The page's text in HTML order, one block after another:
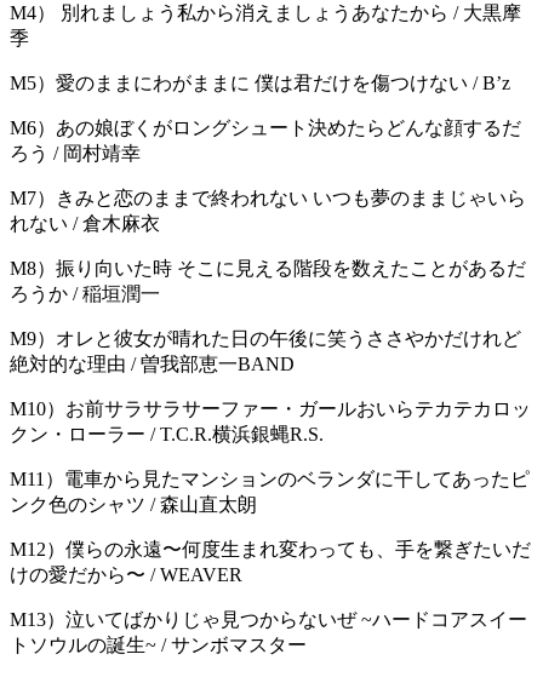
M4） 別れましょう私から消えましょうあなたから / 大黒摩
季
M5）愛のままにわがままに 僕は君だけを傷つけない / B’z
M6）あの娘ぼくがロングシュート決めたらどんな顔するだ
ろう / 岡村靖幸
M7）きみと恋のままで終われない いつも夢のままじゃいら
れない / 倉木麻衣
M8）振り向いた時 そこに見える階段を数えたことがあるだ
ろうか / 稲垣潤一
M9）オレと彼女が晴れた日の午後に笑うささやかだけれど
絶対的な理由 / 曽我部恵一BAND
M10）お前サラサラサーファー・ガールおいらテカテカロッ
クン・ローラー / T.C.R.横浜銀蝿R.S.
M11）電車から見たマンションのベランダに干してあったピ
ンク色のシャツ / 森山直太朗
M12）僕らの永遠〜何度生まれ変わっても、手を繋ぎたいだ
けの愛だから〜 / WEAVER
M13）泣いてばかりじゃ見つからないぜ ~ハードコアスイー
トソウルの誕生~ / サンボマスター